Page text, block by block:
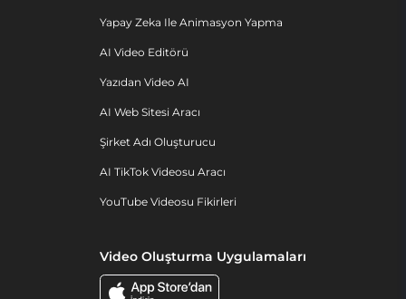
Yapay Zeka Ile Animasyon Yapma
AI Video Editörü
Yazıdan Video AI
AI Web Sitesi Aracı
Şirket Adı Oluşturucu
AI TikTok Videosu Aracı
YouTube Videosu Fikirleri
Video Oluşturma Uygulamaları